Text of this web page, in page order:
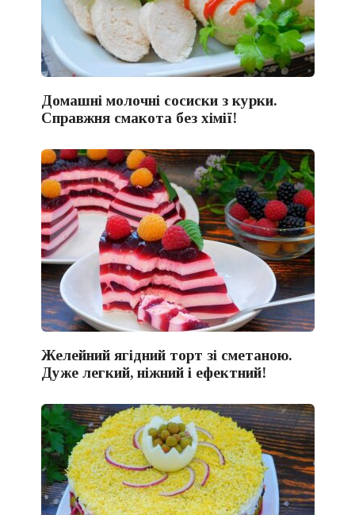
Домашні молочні сосиски з курки.
Справжня смакота без хімії!
Желейний ягідний торт зі сметаною.
Дуже легкий, ніжний і ефектний!